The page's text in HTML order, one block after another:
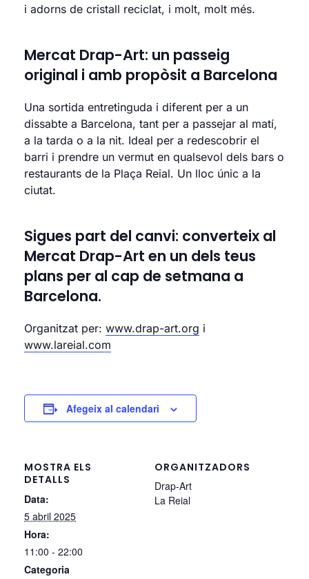
i adorns de cristall reciclat, i molt, molt més.
Mercat Drap-Art: un passeig
original i amb propòsit a Barcelona
Una sortida entretinguda i diferent per a un
dissabte a Barcelona, tant per a passejar al matí,
a la tarda o a la nit. Ideal per a redescobrir el
barri i prendre un vermut en qualsevol dels bars o
restaurants de la Plaça Reial. Un lloc únic a la
ciutat.
Sigues part del canvi: converteix al
Mercat Drap-Art en un dels teus
plans per al cap de setmana a
Barcelona.
Organitzat per: www.drap-art.org i
www.lareial.com
Afegeix al calendari
MOSTRA ELS
DETALLS
Data:
5 abril 2025
Hora:
11:00 - 22:00
Categoria
ORGANITZADORS
Drap-Art
La Reial